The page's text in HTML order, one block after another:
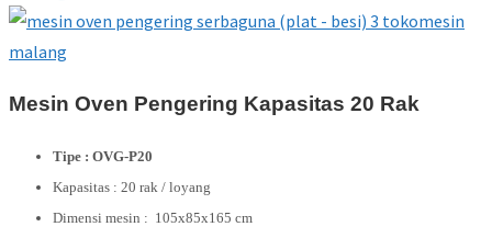
Mesin Oven Pengering Kapasitas 20 Rak
Tipe : OVG-P20
Kapasitas : 20 rak / loyang
Dimensi mesin : 105x85x165 cm